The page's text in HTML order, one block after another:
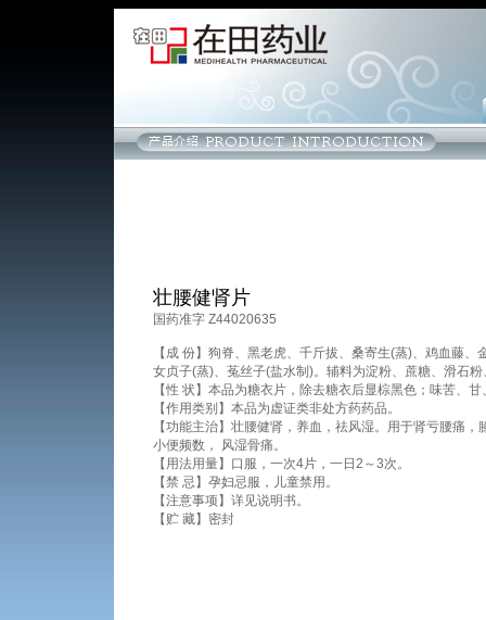
壮腰健肾片
国药准字 Z44020635
【成 份】狗脊、黑老虎、千斤拔、桑寄生(蒸)、鸡血藤、
女贞子(蒸)、菟丝子(盐水制)。辅料为淀粉、蔗糖、滑石
【性 状】本品为糖衣片，除去糖衣后显棕黑色；味苦、甘
【作用类别】本品为虚证类非处方药药品。
【功能主治】壮腰健肾，养血，祛风湿。用于肾亏腰痛，
小便频数， 风湿骨痛。
【用法用量】口服，一次4片，一日2～3次。
【禁 忌】孕妇忌服，儿童禁用。
【注意事项】详见说明书。
【贮 藏】密封